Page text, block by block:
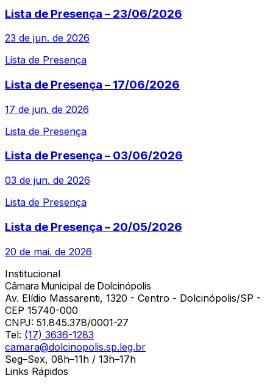
Lista de Presença – 23/06/2026
23 de jun. de 2026
Lista de Presença
Lista de Presença – 17/06/2026
17 de jun. de 2026
Lista de Presença
Lista de Presença – 03/06/2026
03 de jun. de 2026
Lista de Presença
Lista de Presença – 20/05/2026
20 de mai. de 2026
Institucional
Câmara Municipal de Dolcinópolis
Av. Elídio Massarenti, 1320 - Centro - Dolcinópolis/SP -
CEP 15740-000
CNPJ: 51.845.378/0001-27
Tel: (17) 3636-1283
camara@dolcinopolis.sp.leg.br
Seg–Sex, 08h–11h / 13h–17h
Links Rápidos